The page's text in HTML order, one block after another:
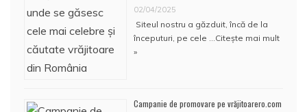
02/04/2025
Siteul nostru a găzduit, încă de la
începuturi, pe cele …Citește mai mult
»
Campanie de promovare pe vrăjitoarero.com